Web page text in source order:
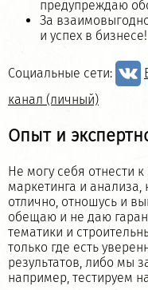
предупреждаю
За
и успех в бизнесе!
Социальные сети:
канал (личный)
Опыт и
Не могу себя отнести
маркетинга и
отлично, отношусь и
обещаю и не даю
тематики и
только где есть
результатов, либо мы
например, тестируем